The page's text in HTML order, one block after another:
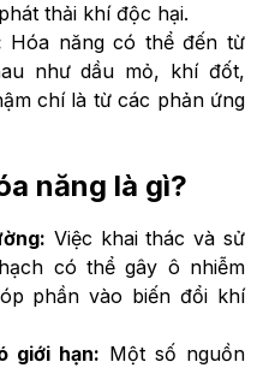
thải khí độc hại.
Hóa năng có thể đến từ
như dầu mỏ, khí đốt,
chí là từ các phản ứng
năng là gì?
Việc khai thác và sử
có thể gây ô nhiễm
phần vào biến đổi khí
giới hạn: Một số nguồn